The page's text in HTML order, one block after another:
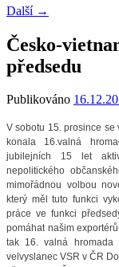
Další →
Česko-
předsedu
Publikováno
V sobotu 15. prosince se
konala 16.valná
jubilejních 15 let
nepolitického
mimořádnou volbou
který měl tuto funkci
práce ve funkci
pomáhat našim
tak 16. valná hromada
velvyslanec VSR v ČR